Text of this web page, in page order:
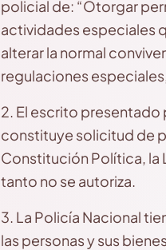
policial de: “Otorgar
actividades especiales
alterar la normal
regulaciones
2. El escrito
constituye solicitud de
Constitución Política, la
tanto no se autoriza.
3. La Policía Nacional
las personas y sus